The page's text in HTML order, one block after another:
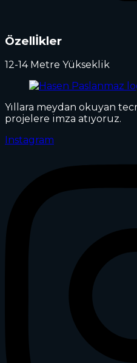
Özellİkler
12-14 Metre Yükseklik
Yıllara meydan okuyan
projelere imza atıyoruz.
Instagram